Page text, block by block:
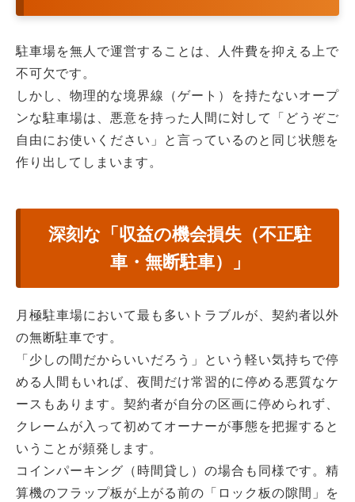
駐車場を無人で運営することは、人件費を抑える上で
不可欠です。
しかし、物理的な境界線（ゲート）を持たないオープ
ンな駐車場は、悪意を持った人間に対して「どうぞご
自由にお使いください」と言っているのと同じ状態を
作り出してしまいます。
深刻な「収益の機会損失（不正駐
車・無断駐車）」
月極駐車場において最も多いトラブルが、契約者以外
の無断駐車です。
「少しの間だからいいだろう」という軽い気持ちで停
める人間もいれば、夜間だけ常習的に停める悪質なケ
ースもあります。契約者が自分の区画に停められず、
クレームが入って初めてオーナーが事態を把握すると
いうことが頻発します。
コインパーキング（時間貸し）の場合も同様です。精
算機のフラップ板が上がる前の「ロック板の隙間」を